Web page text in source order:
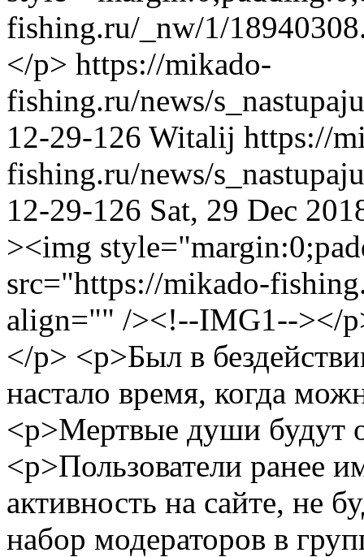
fishing.ru/_nw/1/
</p> https://mikado-
fishing.ru/news/
12-29-126 Witalij https://
fishing.ru/news/
12-29-126 Sat, 29 Dec
><img
src="https://mikado-
align="" /><!--IMG1--></
</p> <p>Был в
настало время, когда
<p>Мертвые души будут
<p>Пользователи ранее
активность на сайте, не
набор модераторов в